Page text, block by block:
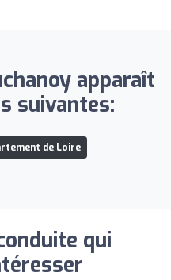
apparaît
suivantes:
de Loire
qui